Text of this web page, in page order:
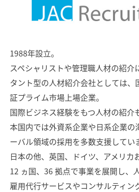
1988年設立。
スペシャリストや管理職人材の紹介
タント型の人材紹介会社としては、
証プライム市場上場企業。
国際ビジネス経験をもつ人材の紹介
本国内では外資系企業や日系企業の
ーバル領域の採用を多数支援してい
日本の他、英国、ドイツ、アメリカ
12 ヵ国、36 拠点で事業を展開し、
雇用代行サービスやコンサルティン